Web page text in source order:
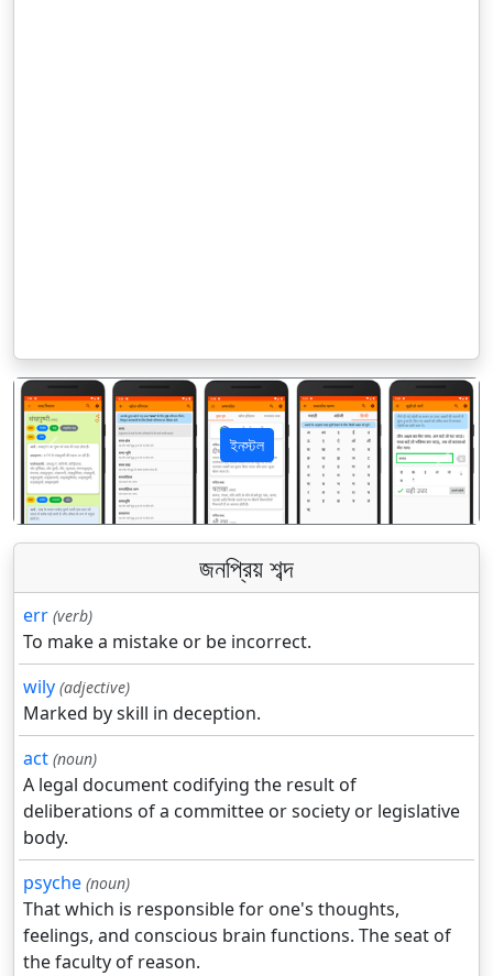
ইনস্টল
पिछला अगला
জনপ্রিয় শব্দ
err (verb)
To make a mistake or be incorrect.
wily (adjective)
Marked by skill in deception.
act (noun)
A legal document codifying the result of
deliberations of a committee or society or legislative
body.
psyche (noun)
That which is responsible for one's thoughts,
feelings, and conscious brain functions. The seat of
the faculty of reason.